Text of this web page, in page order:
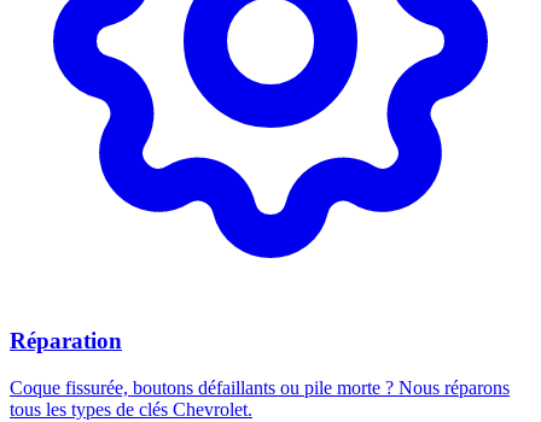
Réparation
Coque fissurée, boutons défaillants ou pile morte ? Nous réparons
tous les types de clés Chevrolet.